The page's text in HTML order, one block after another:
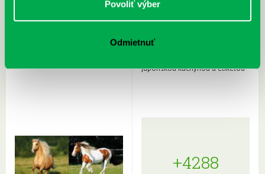
Povoliť výber
Odmietnuť
Rudź, Przemyslaw: Atlas hviezd:
Hardy, Paula: Japonsko na tanieri:
japonskou kuchyňou a etiketou
+4288